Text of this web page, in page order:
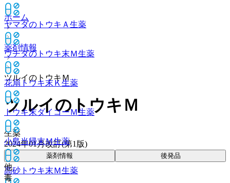
ヤマダのトウキＡ 生薬
ウチダのトウキ末Ｍ生薬
花扇トウキ末Ｋ 生薬
トウキ末ダイコーＭ生薬
小島当帰末Ｍ生薬
高砂トウキ末Ｍ生薬
ホーム
薬剤情報
ツルイのトウキＭ
ツルイのトウキＭ
生薬
2024年01月改訂(第1版)
薬剤情報 後発品
他
毒